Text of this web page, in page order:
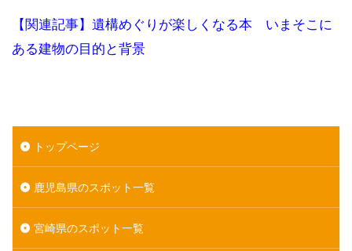
【関連記事】遺構めぐりが楽しくなる本 いまそこに
ある建物の目的と背景
トップページ
鹿児島県のスポット一覧
宮崎県のスポット一覧